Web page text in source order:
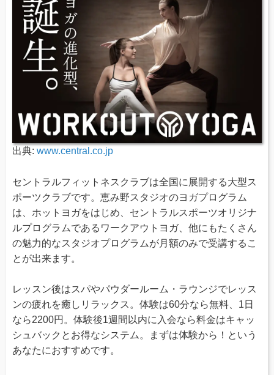
出典: www.central.co.jp
セントラルフィットネスクラブは全国に展開する大型ス
ポーツクラブです。恵み野スタジオのヨガプログラム
は、ホットヨガをはじめ、セントラルスポーツオリジナ
ルプログラムであるワークアウトヨガ、他にもたくさん
の魅力的なスタジオプログラムが月額のみで受講するこ
とが出来ます。
レッスン後はスパやパウダールーム・ラウンジでレッス
ンの疲れを癒しリラックス。体験は60分なら無料、1日
なら2200円。体験後1週間以内に入会なら料金はキャッ
シュバックとお得なシステム。まずは体験から！という
あなたにおすすめです。